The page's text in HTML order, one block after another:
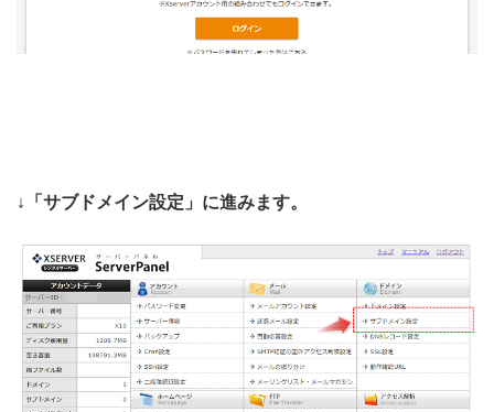
↓「サブドメイン設定」に進みます。